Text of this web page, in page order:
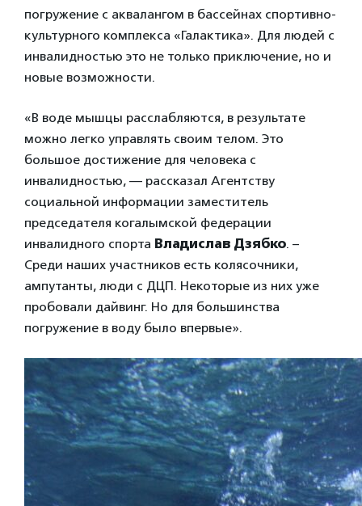
погружение с аквалангом в бассейнах спортивно-
культурного комплекса «Галактика». Для людей с
инвалидностью это не только приключение, но и
новые возможности.
«В воде мышцы расслабляются, в результате
можно легко управлять своим телом. Это
большое достижение для человека с
инвалидностью, — рассказал Агентству
социальной информации заместитель
председателя когалымской федерации
инвалидного спорта Владислав Дзябко. –
Среди наших участников есть колясочники,
ампутанты, люди с ДЦП. Некоторые из них уже
пробовали дайвинг. Но для большинства
погружение в воду было впервые».